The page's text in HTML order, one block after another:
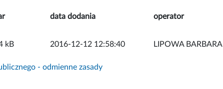
data dodania operator
kB 2016-12-12 12:58:40 LIPOWA BARBARA
- odmienne zasady